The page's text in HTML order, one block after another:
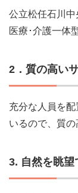
公立松任石川
医療･介護一体
2．質の高い
充分な人員を
いるので、質の
3. 自然を眺望